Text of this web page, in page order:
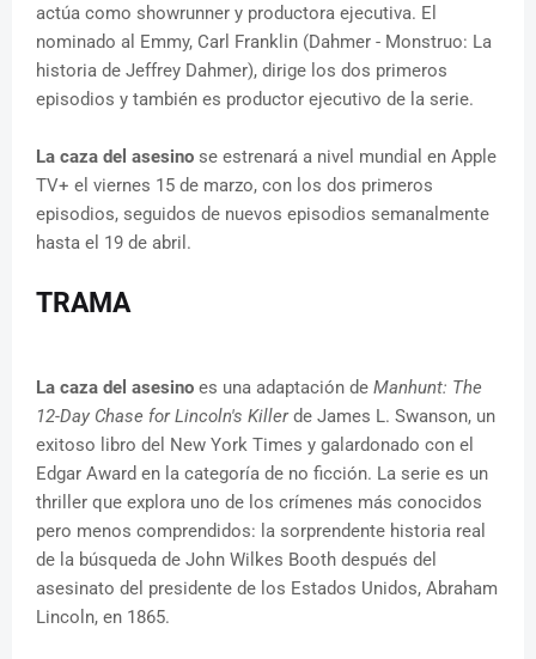
actúa como showrunner y productora ejecutiva. El
nominado al Emmy, Carl Franklin (Dahmer - Monstruo: La
historia de Jeffrey Dahmer), dirige los dos primeros
episodios y también es productor ejecutivo de la serie.
La caza del asesino se estrenará a nivel mundial en Apple
TV+ el viernes 15 de marzo, con los dos primeros
episodios, seguidos de nuevos episodios semanalmente
hasta el 19 de abril.
TRAMA
La caza del asesino es una adaptación de Manhunt: The
12-Day Chase for Lincoln's Killerde James L. Swanson, un
exitoso libro del New York Times y galardonado con el
Edgar Award en la categoría de no ficción. La serie es un
thriller que explora uno de los crímenes más conocidos
pero menos comprendidos: la sorprendente historia real
de la búsqueda de John Wilkes Booth después del
asesinato del presidente de los Estados Unidos, Abraham
Lincoln, en 1865.